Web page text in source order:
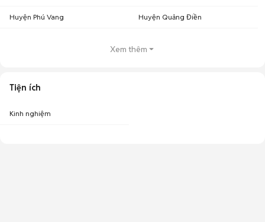
Huyện Phú Vang Huyện Quảng Điền
Xem thêm
Tiện ích
Kinh nghiệm